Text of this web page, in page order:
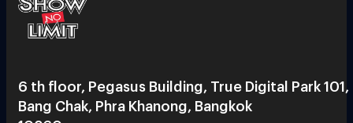
6 th floor, Pegasus Building, True Digital Park 101,
Bang Chak, Phra Khanong, Bangkok